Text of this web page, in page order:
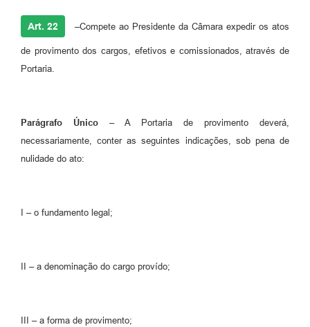
Art. 22 –Compete ao Presidente da Câmara expedir os atos
de provimento dos cargos, efetivos e comissionados, através de
Portaria.
Parágrafo Único – A Portaria de provimento deverá,
necessariamente, conter as seguintes indicações, sob pena de
nulidade do ato:
I – o fundamento legal;
II – a denominação do cargo provído;
III – a forma de provimento;